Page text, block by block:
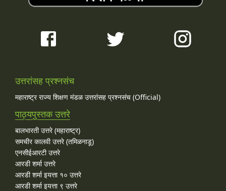
उत्तरांसह प्रश्नसंच
महाराष्ट्र राज्य शिक्षण मंडळ उत्तरांसह प्रश्नसंच (Official)
पाठ्यपुस्तक उत्तरे
बालभारती उत्तरे (महाराष्ट्र)
समचीर कालवी उत्तरे (तमिळनाडू)
एनसीईआरटी उत्तरे
आरडी शर्मा उत्तरे
आरडी शर्मा इयत्ता १० उत्तरे
आरडी शर्मा इयत्ता ९ उत्तरे